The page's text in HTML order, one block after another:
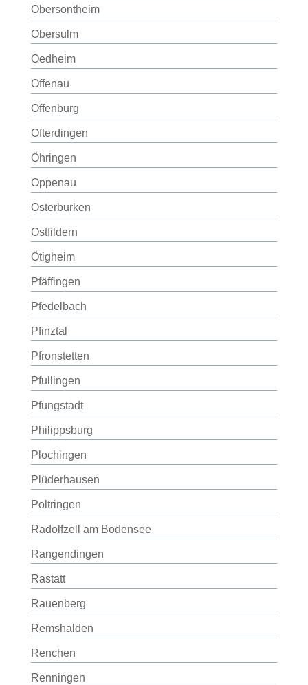
Obersontheim
Obersulm
Oedheim
Offenau
Offenburg
Ofterdingen
Öhringen
Oppenau
Osterburken
Ostfildern
Ötigheim
Pfäffingen
Pfedelbach
Pfinztal
Pfronstetten
Pfullingen
Pfungstadt
Philippsburg
Plochingen
Plüderhausen
Poltringen
Radolfzell am Bodensee
Rangendingen
Rastatt
Rauenberg
Remshalden
Renchen
Renningen